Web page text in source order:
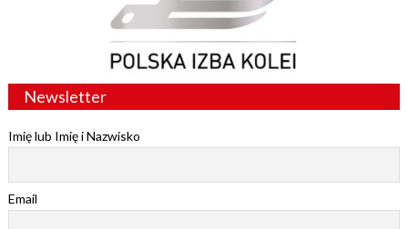
Newsletter
Imię lub Imię i Nazwisko
Email